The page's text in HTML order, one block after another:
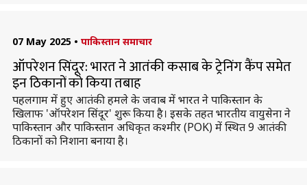
07 May 2025 • पाकिस्तान समाचार
ऑपरेशन सिंदूर: भारत ने आतंकी कसाब के ट्रेनिंग कैंप समेत
इन ठिकानों को किया तबाह
पहलगाम में हुए आतंकी हमले के जवाब में भारत ने पाकिस्तान के
खिलाफ 'ऑपरेशन सिंदूर' शुरू किया है। इसके तहत भारतीय वायुसेना ने
पाकिस्तान और पाकिस्तान अधिकृत कश्मीर (POK) में स्थित 9 आतंकी
ठिकानों को निशाना बनाया है।